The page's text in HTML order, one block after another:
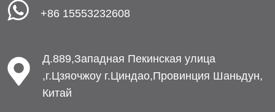
+86 15553232608
Д.889,Западная Пекинская улица
,г.Цзяочжоу г.Циндао,Провинция Шаньдун,
Китай